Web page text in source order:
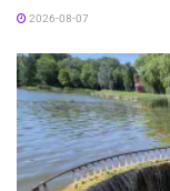
2026-08-07